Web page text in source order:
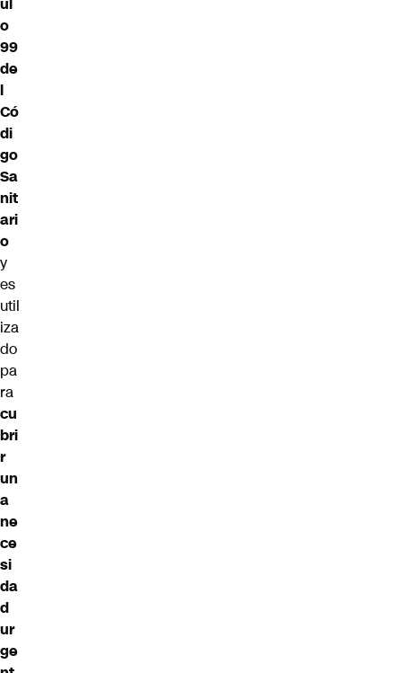
o
99
de
l
Có
di
go
Sa
nit
ari
o
y
es
util
iza
do
pa
ra
cu
bri
r
un
a
ne
ce
si
da
d
ur
ge